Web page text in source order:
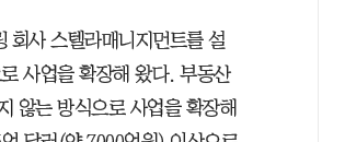
회사 스텔라매니지먼트를 설
사업을 확장해 왔다. 부동산
않는 방식으로 사업을 확장해